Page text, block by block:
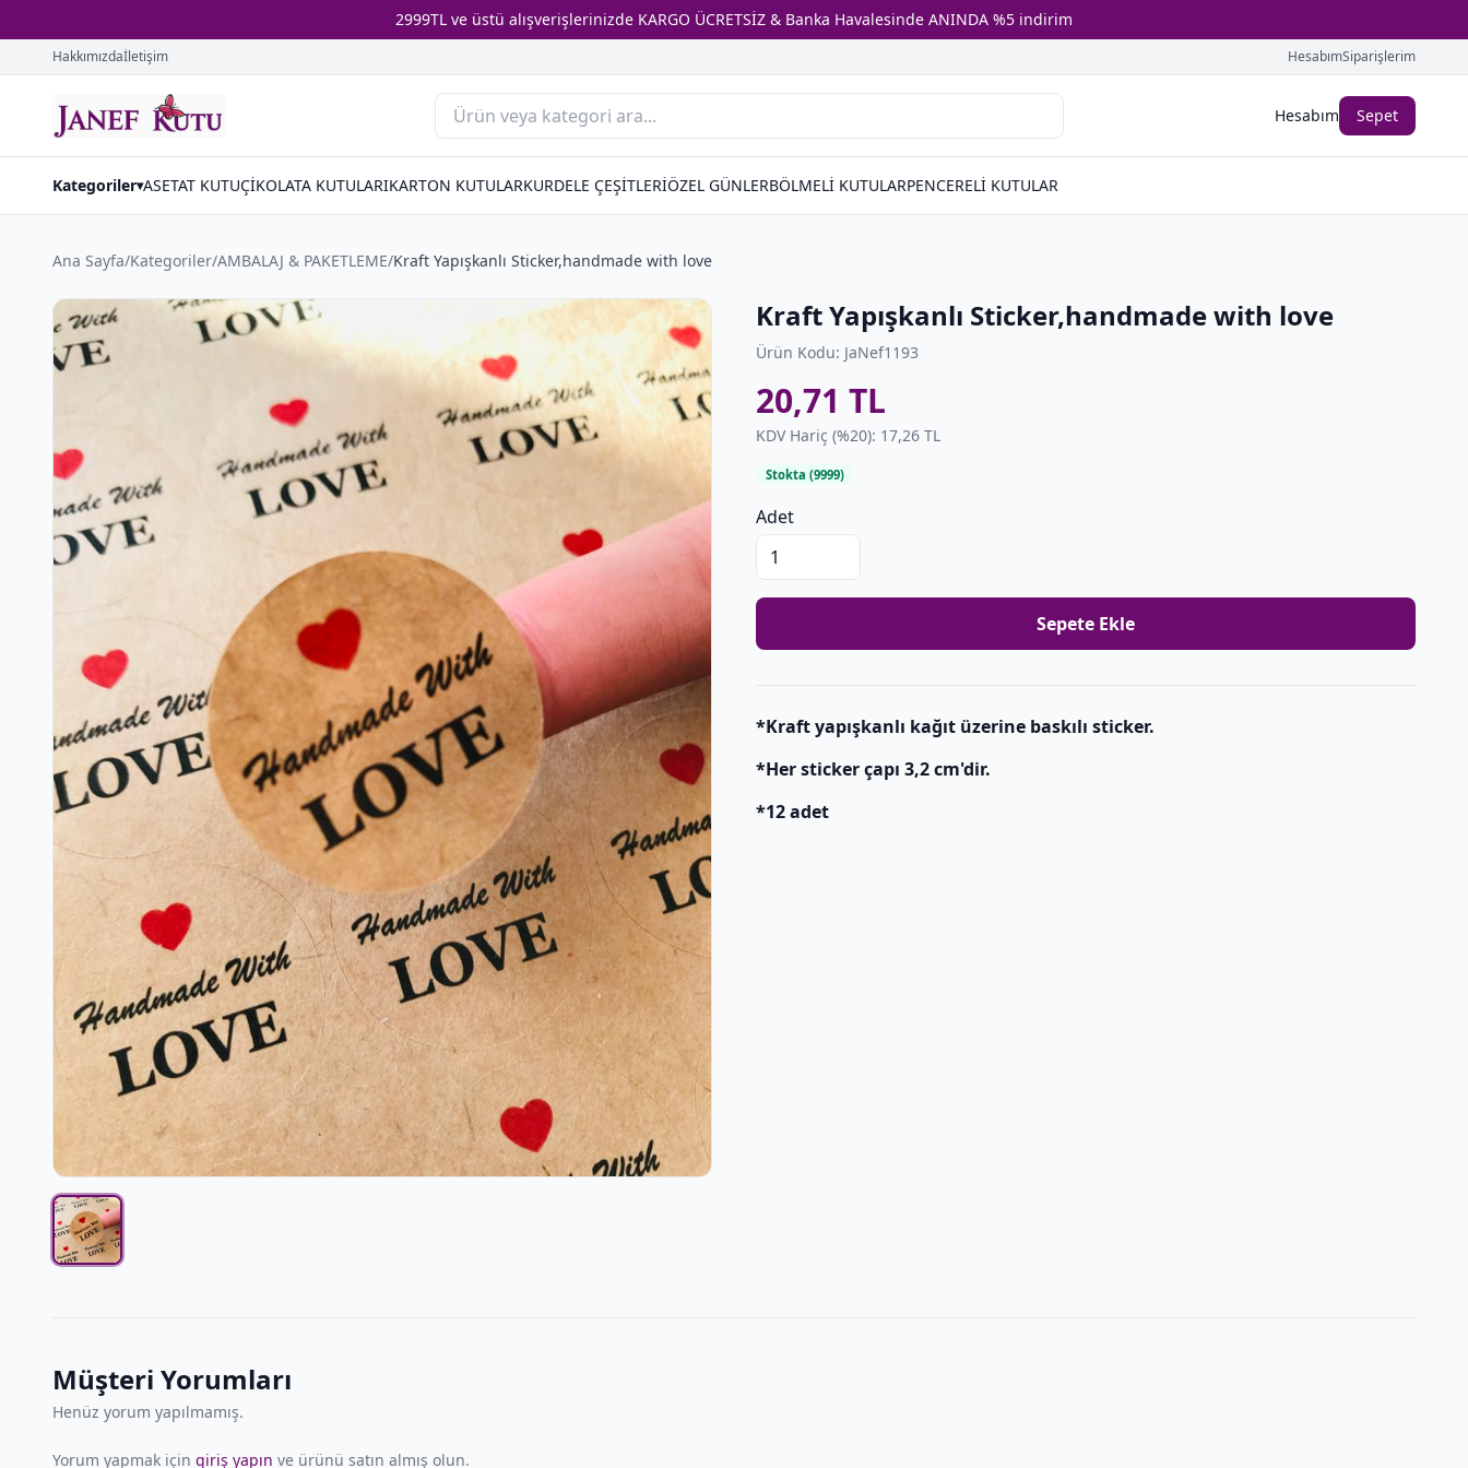
2999TL ve üstü alışverişlerinizde KARGO ÜCRETSİZ & Banka Havalesinde ANINDA %5 indirim
Hakkımızdaİletişim HesabımSiparişlerim
Hesabım Sepet
Kategoriler▾ASETAT KUTUÇİKOLATA KUTULARIKARTON KUTULARKURDELE ÇEŞİTLERİÖZEL GÜNLERBÖLMELİ KUTULARPENCERELİ KUTULAR
Ana Sayfa/Kategoriler/AMBALAJ & PAKETLEME/Kraft Yapışkanlı Sticker,handmade with love
Kraft Yapışkanlı Sticker,handmade with love
Ürün Kodu: JaNef1193
20,71 TL
KDV Hariç (%20): 17,26 TL
Stokta (9999)
Adet
Sepete Ekle
*Kraft yapışkanlı kağıt üzerine baskılı sticker.
*Her sticker çapı 3,2 cm'dir.
*12 adet
Müşteri Yorumları
Henüz yorum yapılmamış.
Yorum yapmak için giriş yapın ve ürünü satın almış olun.